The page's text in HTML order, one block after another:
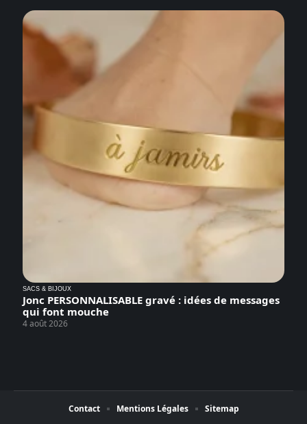
SACS & BIJOUX
Jonc PERSONNALISABLE gravé : idées de messages
qui font mouche
4 août 2026
Contact Mentions Légales Sitemap